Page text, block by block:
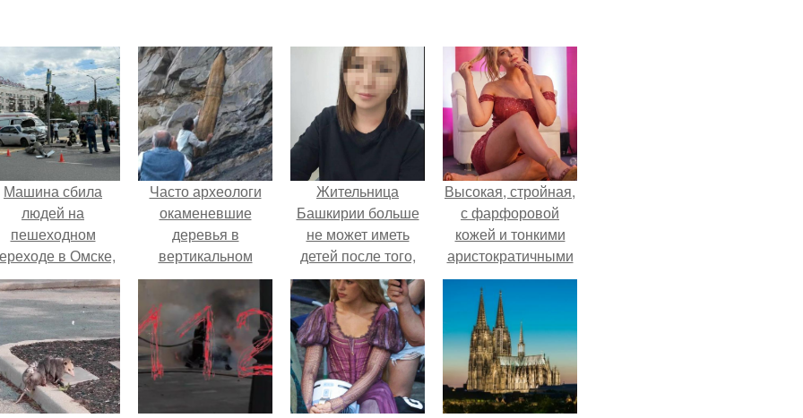
Машина сбила
людей на
пешеходном
в Омске,
пострадали 8
человек.
Часто археологи
окаменевшие
деревья в
вертикальном
положении
находят.
Жительница
Башкирии больше
не может иметь
детей после того,
как медики сделали
ей аборт на шестом
месяце
беременности и
оставили в матке
плаценту.
Высокая, стройная,
с фарфоровой
кожей и тонкими
аристократичными
чертами, эль
выглядит так, будто
сошла с полотна
художника.